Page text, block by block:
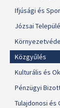
Ifjúsági és
Józsai
Közgyűlés
Kulturális és
Pénzügyi
Tulajdonosi